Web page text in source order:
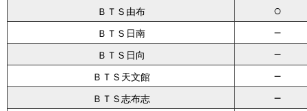
ＢＴＳ由布 ○
ＢＴＳ日南 －
ＢＴＳ日向 －
ＢＴＳ天文館 －
ＢＴＳ志布志 －